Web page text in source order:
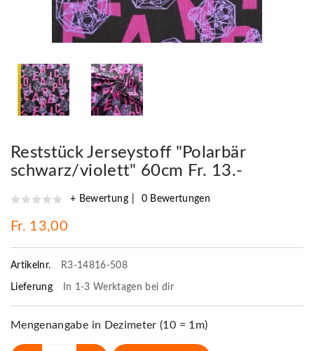
Reststück Jerseystoff "Polarbär
schwarz/violett" 60cm Fr. 13.-
+ Bewertung 0 Bewertungen
Fr. 13,00
Artikelnr. R3-14816-508
Lieferung In 1-3 Werktagen bei dir
Mengenangabe in Dezimeter (10 = 1m)